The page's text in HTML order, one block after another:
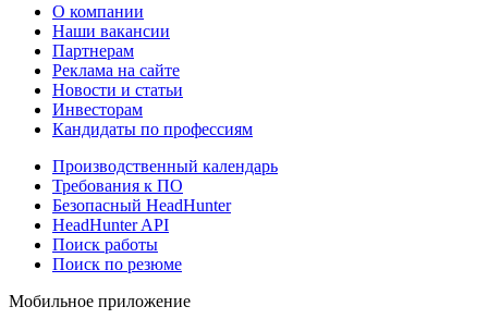
О компании
Наши вакансии
Партнерам
Реклама на сайте
Новости и статьи
Инвесторам
Кандидаты по профессиям
Производственный календарь
Требования к ПО
Безопасный HeadHunter
HeadHunter API
Поиск работы
Поиск по резюме
Мобильное приложение